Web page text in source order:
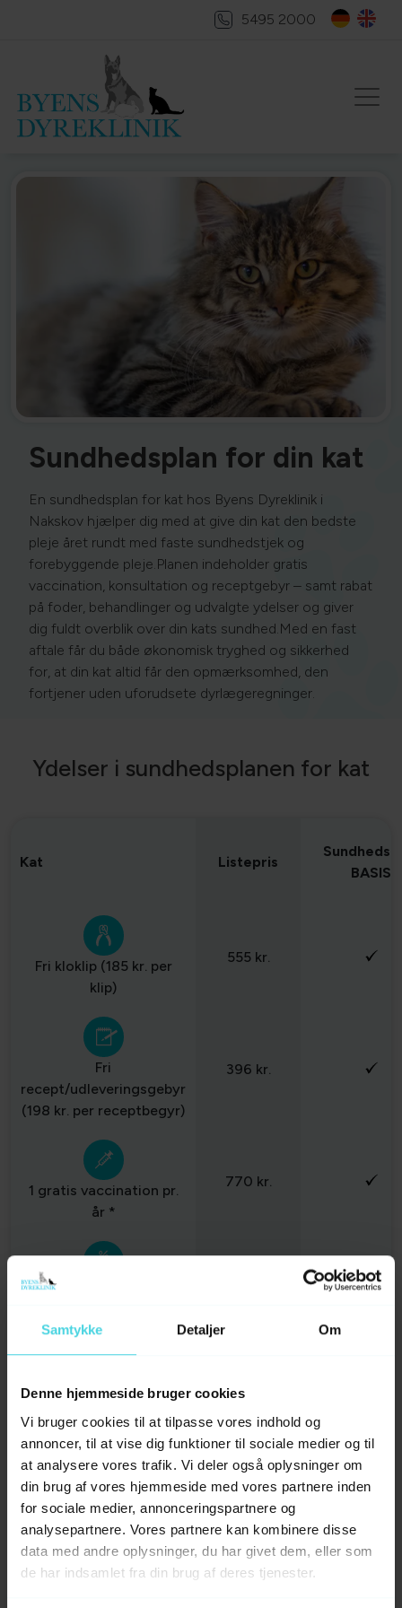
Samtykke Detaljer Om
Denne hjemmeside bruger cookies
Vi bruger cookies til at tilpasse vores indhold og
annoncer, til at vise dig funktioner til sociale medier og til
at analysere vores trafik. Vi deler også oplysninger om
din brug af vores hjemmeside med vores partnere inden
for sociale medier, annonceringspartnere og
analysepartnere. Vores partnere kan kombinere disse
data med andre oplysninger, du har givet dem, eller som
de har indsamlet fra din brug af deres tjenester.
5495 2000
Sundhedsplan for din kat
En sundhedsplan for kat hos Byens Dyreklinik i
Nakskov hjælper dig med at give din kat den bedste
pleje året rundt med faste sundhedstjek og
forebyggende pleje.Planen indeholder gratis
vaccination, konsultation og receptgebyr – samt rabat
på foder, behandlinger og udvalgte ydelser og giver
dig fuldt overblik over din kats sundhed.Med en fast
aftale får du både økonomisk tryghed og sikkerhed
for, at din kat altid får den opmærksomhed, den
fortjener uden uforudsete dyrlægeregninger.
Ydelser i sundhedsplanen for kat
Kat Listepris
BASIS
Fri kloklip (185 kr. per
klip)
555 kr.
Fri
recept/udleveringsgebyr
(198 kr. per receptbegyr)
396 kr.
1 gratis vaccination pr.
år *
770 kr.
10% på foder og alle
1 gratis konsultation pr.
år *
740 kr.
Fri konsultation året
rundt*
1480 kr.
762 kr.